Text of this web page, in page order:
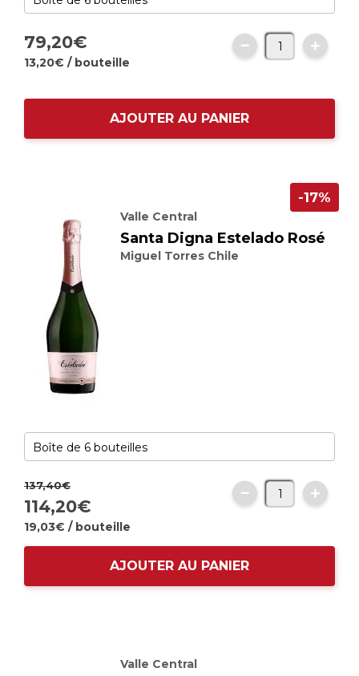
79,20€
13,20€ / bouteille
AJOUTER AU PANIER
Valle Central
Santa Digna Estelado Rosé
Miguel Torres Chile
-17%
137,40€
114,20€
19,03€ / bouteille
AJOUTER AU PANIER
Valle Central